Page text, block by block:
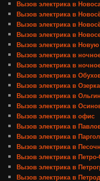
Вызов электрика в
Вызов электрика в
Вызов электрика в
Вызов электрика в
Вызов электрика в
Вызов электрика в
Вызов электрика в
Вызов электрика в
Вызов электрика в
Вызов электрика в
Вызов электрика в
Вызов электрика в офис
Вызов электрика в
Вызов электрика в
Вызов электрика в
Вызов электрика в
Вызов электрика в
Вызов электрика в